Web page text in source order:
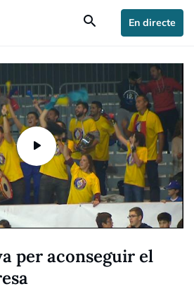
search En directe
per aconseguir el